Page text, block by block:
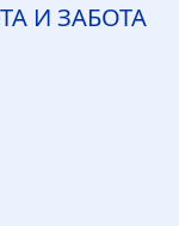
И ЗАБОТА